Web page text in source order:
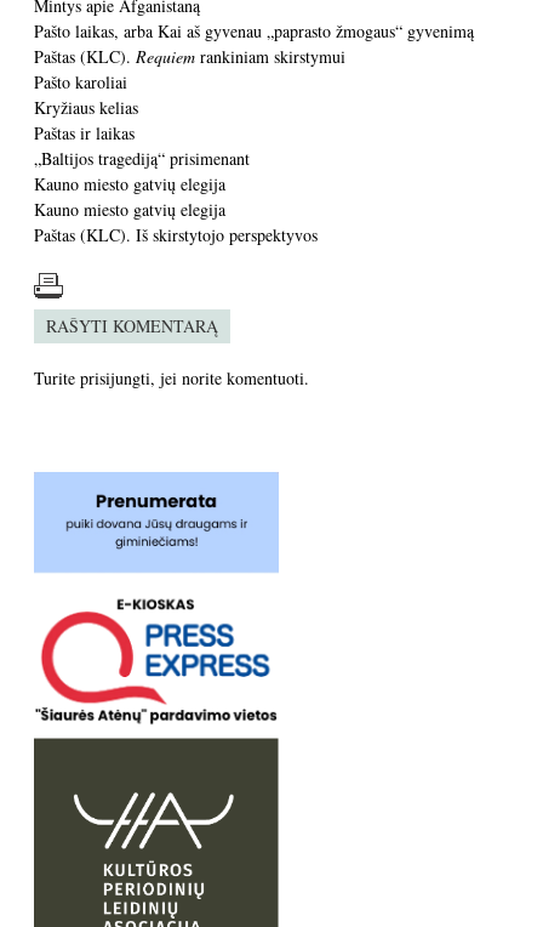
Mintys apie Afganistaną
Pašto laikas, arba Kai aš gyvenau „paprasto žmogaus“ gyvenimą
Paštas (KLC). Requiem rankiniam skirstymui
Pašto karoliai
Kryžiaus kelias
Paštas ir laikas
„Baltijos tragediją“ prisimenant
Kauno miesto gatvių elegija
Kauno miesto gatvių elegija
Paštas (KLC). Iš skirstytojo perspektyvos
RAŠYTI KOMENTARĄ
Turite prisijungti, jei norite komentuoti.